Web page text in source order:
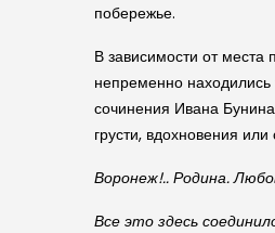
побережье.
В зависимости от
непременно
сочинения Ивана
грусти, вдохновения
Воронеж!.. Родина.
Все это здесь